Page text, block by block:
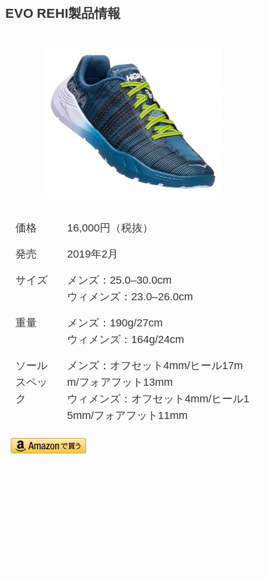
EVO REHI製品情報
価格 16,000円（税抜）
発売 2019年2月
サイズ
メンズ：25.0–30.0cm
ウィメンズ：23.0–26.0cm
重量
メンズ：190g/27cm
ウィメンズ：164g/24cm
ソール
スペッ
ク
メンズ：オフセット4mm/ヒール17m
m/フォアフット13mm
ウィメンズ：オフセット4mm/ヒール1
5mm/フォアフット11mm